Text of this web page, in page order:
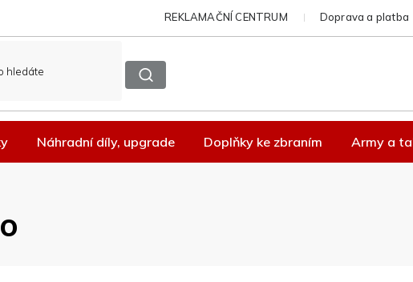
REKLAMAČNÍ CENTRUM Doprava a platba
Náhradní díly, upgrade Doplňky ke zbraním Army a